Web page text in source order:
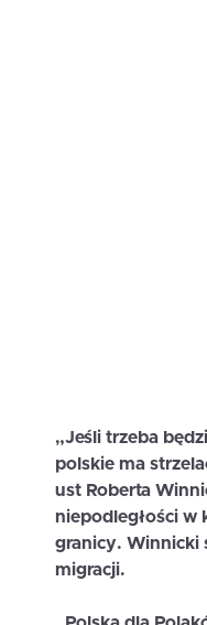
„Jeśli trzeba
polskie ma
ust Roberta
niepodległości w
granicy. Winnicki
migracji.